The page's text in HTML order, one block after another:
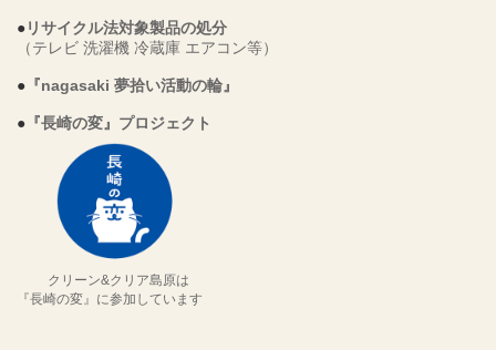
●リサイクル法対象製品の処分
（テレビ 洗濯機 冷蔵庫 エアコン等）
● 『nagasaki 夢拾い活動の輪』
● 『長崎の変』プロジェクト
クリーン&クリア島原は
『長崎の変』に参加しています